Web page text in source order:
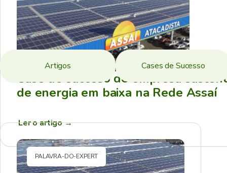
Case de sucesso de empresa
de energia em baixa na Rede Assaí
Ler o artigo→
Artigos Cases de Sucesso
PALAVRA-DO-EXPERT